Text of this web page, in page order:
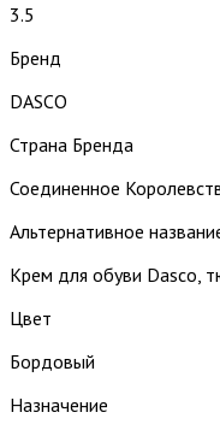
3.5
Бренд
DASCO
Страна Бренда
Соединенное
Альтернативное
Крем для обуви Dasco,
Цвет
Бордовый
Назначение